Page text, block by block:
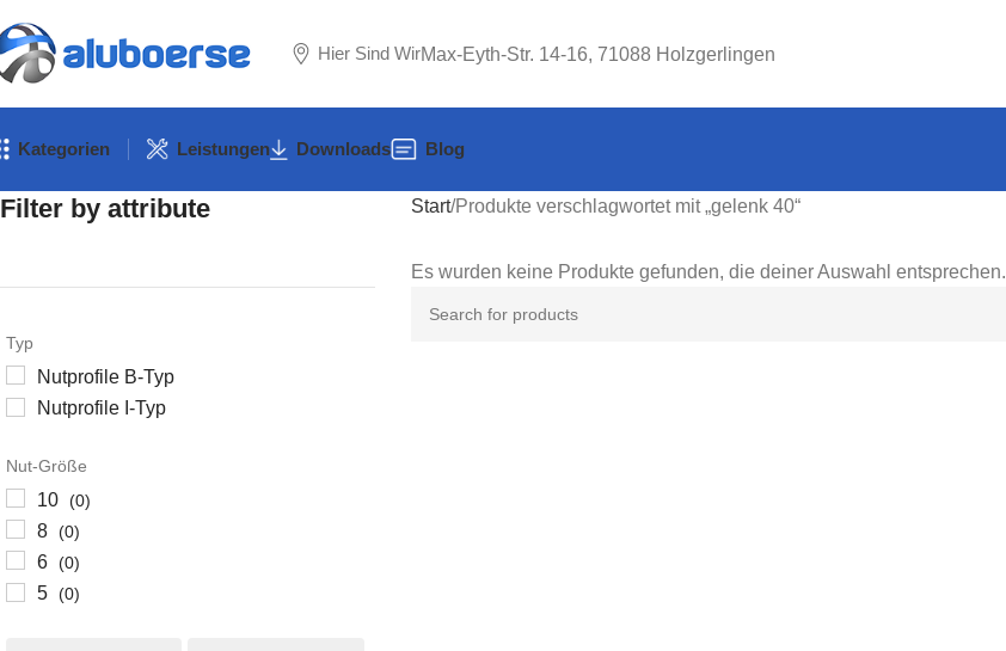
Hier Sind WirMax-Eyth-Str. 14-16, 71088 Holzgerlingen
Kategorien Leistungen Downloads Blog
Filter by attribute
Typ
Nutprofile B-Typ
Nutprofile I-Typ
Nut-Größe
10 (0)
8 (0)
6 (0)
5 (0)
Start Produkte verschlagwortet mit „gelenk 40“
Es wurden keine Produkte gefunden, die deiner Auswahl entsprechen.